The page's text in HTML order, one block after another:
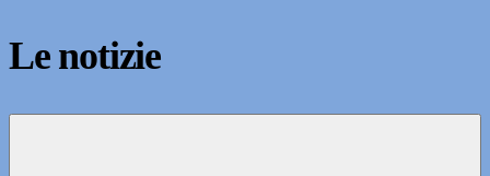
Le notizie